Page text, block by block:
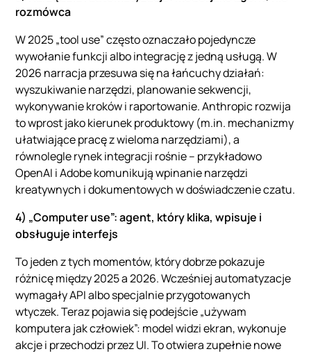
rozmówca
W 2025 „tool use” często oznaczało pojedyncze
wywołanie funkcji albo integrację z jedną usługą. W
2026 narracja przesuwa się na łańcuchy działań:
wyszukiwanie narzędzi, planowanie sekwencji,
wykonywanie kroków i raportowanie. Anthropic rozwija
to wprost jako kierunek produktowy (m.in. mechanizmy
ułatwiające pracę z wieloma narzędziami), a
równolegle rynek integracji rośnie – przykładowo
OpenAI i Adobe komunikują wpinanie narzędzi
kreatywnych i dokumentowych w doświadczenie czatu.
4) „Computer use”: agent, który klika, wpisuje i
obsługuje interfejs
To jeden z tych momentów, który dobrze pokazuje
różnicę między 2025 a 2026. Wcześniej automatyzacje
wymagały API albo specjalnie przygotowanych
wtyczek. Teraz pojawia się podejście „używam
komputera jak człowiek”: model widzi ekran, wykonuje
akcje i przechodzi przez UI. To otwiera zupełnie nowe